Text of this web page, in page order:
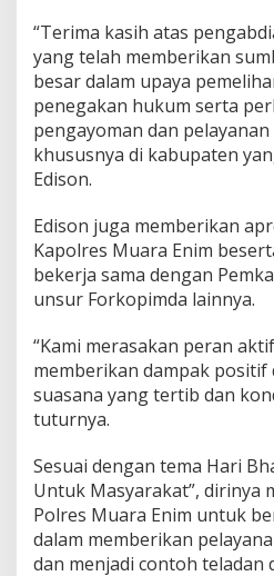
“Terima kasih atas
yang telah memberikan
besar dalam upaya
penegakan hukum serta
pengayoman dan
khususnya di kabupaten
Edison.
Edison juga memberikan
Kapolres Muara Enim
bekerja sama dengan
unsur Forkopimda lainnya.
“Kami merasakan peran
memberikan dampak positif
suasana yang tertib dan
tuturnya.
Sesuai dengan tema Hari
Untuk Masyarakat”, dirinya
Polres Muara Enim untuk
dalam memberikan
dan menjadi contoh teladan